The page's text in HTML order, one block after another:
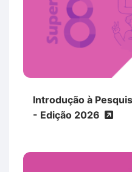
Introdução à
- Edição 2026